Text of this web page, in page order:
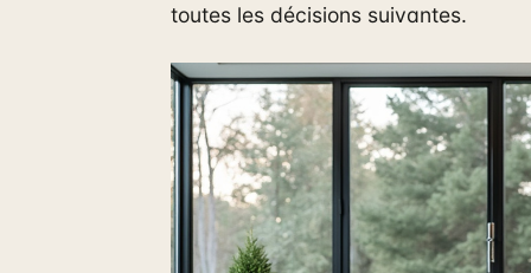
toutes les décisions suivantes.